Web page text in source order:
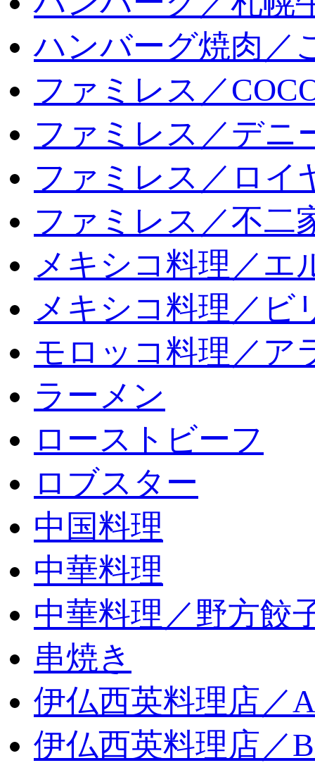
ハンバーグ焼肉／
ファミレス／
ファミレス／デニ
ファミレス／ロイ
ファミレス／不二
メキシコ料理／エ
メキシコ料理／ビ
モロッコ料理／ア
ラーメン
ローストビーフ
ロブスター
中国料理
中華料理
中華料理／野方餃
串焼き
伊仏西英料理店／
伊仏西英料理店／